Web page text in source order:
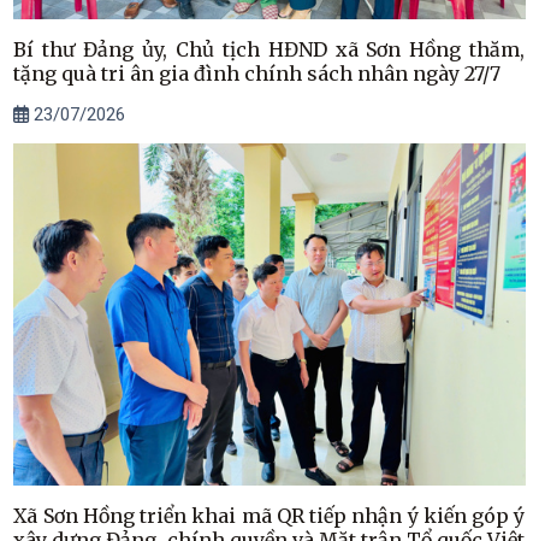
Bí thư Đảng ủy, Chủ tịch HĐND xã Sơn Hồng thăm,
tặng quà tri ân gia đình chính sách nhân ngày 27/7
23/07/2026
Xã Sơn Hồng triển khai mã QR tiếp nhận ý kiến góp ý